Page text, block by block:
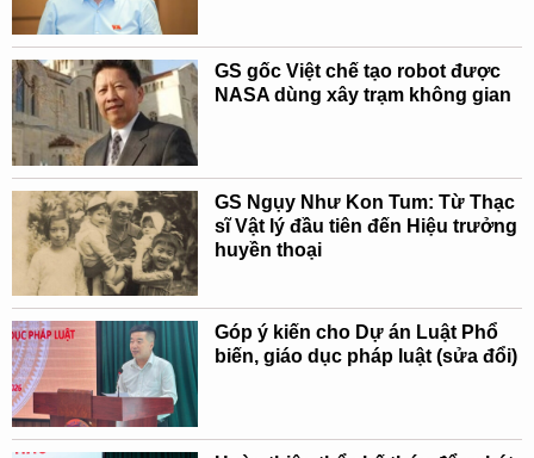
GS gốc Việt chế tạo robot được
NASA dùng xây trạm không gian
GS Ngụy Như Kon Tum: Từ Thạc
sĩ Vật lý đầu tiên đến Hiệu trưởng
huyền thoại
Góp ý kiến cho Dự án Luật Phổ
biến, giáo dục pháp luật (sửa đổi)